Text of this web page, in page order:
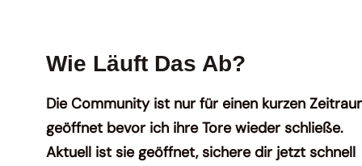
Wie Läuft Das Ab?
Die Community ist nur für einen kurzen
geöffnet bevor ich ihre Tore wieder schließe.
Aktuell ist sie geöffnet, sichere dir jetzt schnell